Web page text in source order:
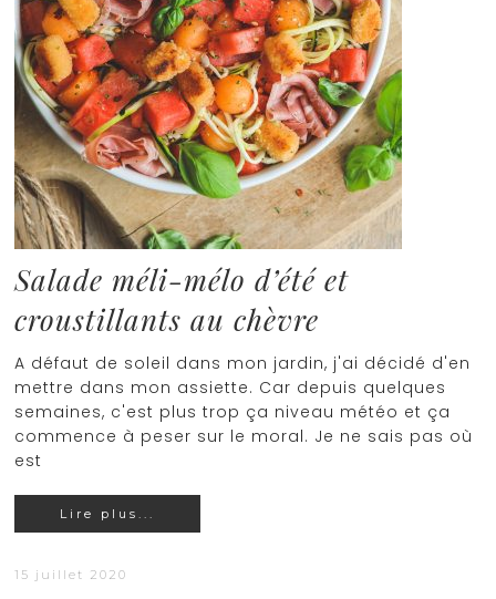
Salade méli-mélo d’été et
croustillants au chèvre
A défaut de soleil dans mon jardin, j'ai décidé d'en
mettre dans mon assiette. Car depuis quelques
semaines, c'est plus trop ça niveau météo et ça
commence à peser sur le moral. Je ne sais pas où
est
Lire plus...
15 juillet 2020